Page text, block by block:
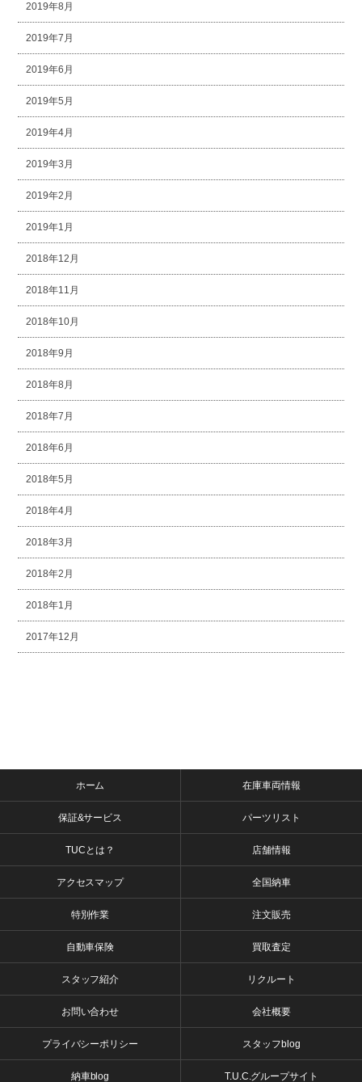
2019年8月
2019年7月
2019年6月
2019年5月
2019年4月
2019年3月
2019年2月
2019年1月
2018年12月
2018年11月
2018年10月
2018年9月
2018年8月
2018年7月
2018年6月
2018年5月
2018年4月
2018年3月
2018年2月
2018年1月
2017年12月
ホーム 在庫車両情報
保証&サービス パーツリスト
TUCとは？ 店舗情報
アクセスマップ 全国納車
特別作業 注文販売
自動車保険 買取査定
スタッフ紹介 リクルート
お問い合わせ 会社概要
プライバシーポリシー スタッフblog
納車blog T.U.C.グループサイト